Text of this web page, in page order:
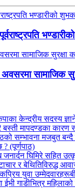
सामाजिक
केन्द्रीय सदस्य
मापदण्डका कारण
सम्भावना मजबुत
(पूर्णपाठ)
जनार्दन घिमिरे सहित
र बेथितिविरुद्ध
युवा
ईभी गाडीभित्र